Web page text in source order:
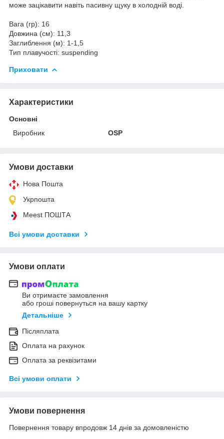
може зацікавити навіть пасивну щуку в холодній воді.
Вага (гр): 16
Довжина (см): 11,3
Заглиблення (м): 1-1,5
Тип плавучості: suspending
Приховати
Характеристики
Основні
Виробник
OSP
Умови доставки
Нова Пошта
Укрпошта
Meest ПОШТА
Всі умови доставки
Умови оплати
Ви отримаєте замовлення
або гроші повернуться на вашу картку
Детальніше
Післяплата
Оплата на рахунок
Оплата за реквізитами
Всі умови оплати
Умови повернення
Повернення товару впродовж 14 днів за домовленістю